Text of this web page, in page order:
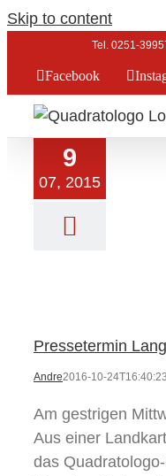
Skip to content
Tel. 0251-
Facebook
9
07, 2015
Pressetermin
Andre2016-10-
Am gestrigen
Aus einer
das